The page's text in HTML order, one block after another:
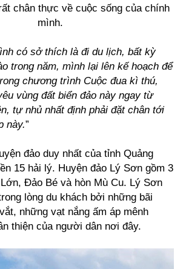
chân thực về cuộc sống của chính
mình.
có sở thích là đi du lịch, bất kỳ
trong năm, mình lại lên kế hoạch để
chương trình Cuộc đua kì thú,
vùng đất biển đảo này ngay từ
tự nhủ nhất định phải đặt chân tới
này.”
đảo duy nhất của tỉnh Quảng
15 hải lý. Huyện đảo Lý Sơn gồm 3
Đảo Bé và hòn Mù Cu. Lý Sơn
lòng du khách bởi những bãi
những vạt nắng ấm áp mênh
thiện của người dân nơi đây.